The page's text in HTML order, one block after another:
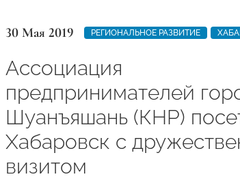
30 Мая 2019 РЕГИОНАЛЬНОЕ РАЗВИТИЕ
Ассоциация
предпринимателей
Шуанъяшань (КНР)
Хабаровск с
визитом